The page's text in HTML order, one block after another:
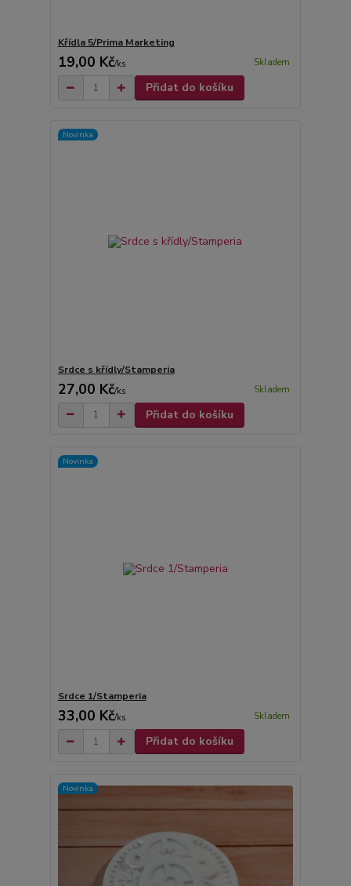
Křídla 5/Prima Marketing
19,00 Kč/ks Skladem
Přidat do košíku
Novinka
Srdce s křídly/Stamperia
27,00 Kč/ks Skladem
Přidat do košíku
Novinka
Srdce 1/Stamperia
33,00 Kč/ks Skladem
Přidat do košíku
Novinka